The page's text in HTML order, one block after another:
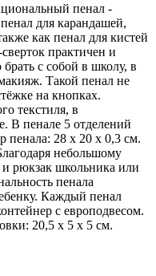
пенал -
для карандашей,
как пенал для кистей
практичен и
с собой в школу, в
Такой пенал не
на кнопках.
текстиля, в
В пенале 5 отделений
пенала: 28 х 20 х 0,3 см.
небольшому
рюкзак школьника или
пенала
Каждый пенал
с европодвесом.
20,5 х 5 х 5 см.